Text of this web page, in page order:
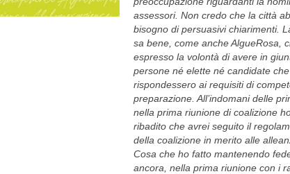
assessori. Non credo che la città
bisogno di persuasivi chiarimenti.
sa bene, come anche AlgueRosa,
espresso la volontà di avere in
persone né elette né candidate che
rispondessero ai requisiti di
preparazione. All’indomani delle
nella prima riunione di coalizione
ribadito che avrei seguito il
della coalizione in merito alle
Cosa che ho fatto mantenendo
ancora, nella prima riunione con i